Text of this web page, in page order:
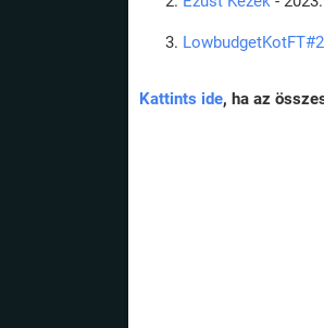
Kattints ide, ha az